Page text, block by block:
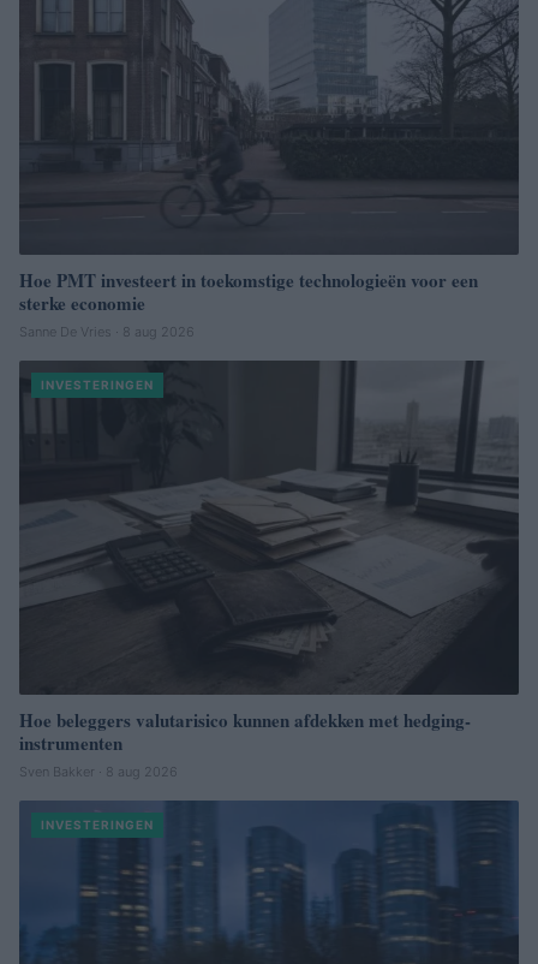
Hoe PMT investeert in toekomstige technologieën voor een
sterke economie
Sanne De Vries · 8 aug 2026
INVESTERINGEN
Hoe beleggers valutarisico kunnen afdekken met hedging-
instrumenten
Sven Bakker · 8 aug 2026
INVESTERINGEN